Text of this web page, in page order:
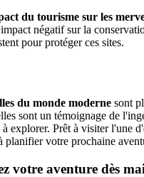
du tourisme sur les
négatif sur la
pour protéger ces sites.
du monde moderne sont
sont un témoignage de
explorer. Prêt à visiter l'une
planifier votre prochaine
votre aventure dès